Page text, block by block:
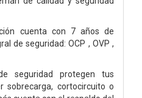
cuenta con 7 años de
de seguridad: OCP , OVP ,
seguridad protegen tus
sobrecarga, cortocircuito o